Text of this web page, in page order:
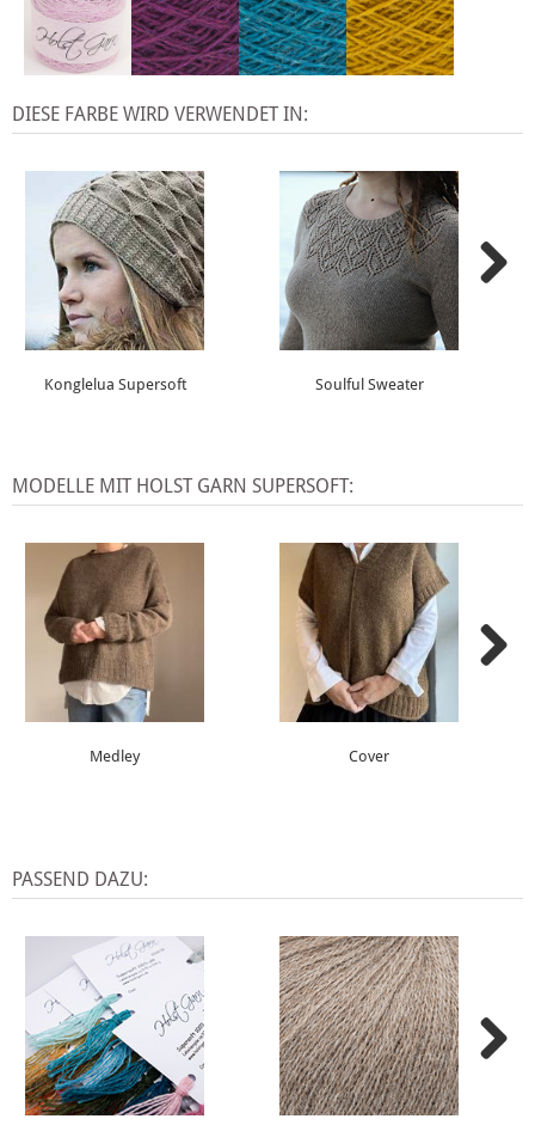
DIESE FARBE WIRD VERWENDET IN:
Konglelua Supersoft Soulful Sweater
MODELLE MIT HOLST GARN SUPERSOFT:
Medley Cover
PASSEND DAZU: